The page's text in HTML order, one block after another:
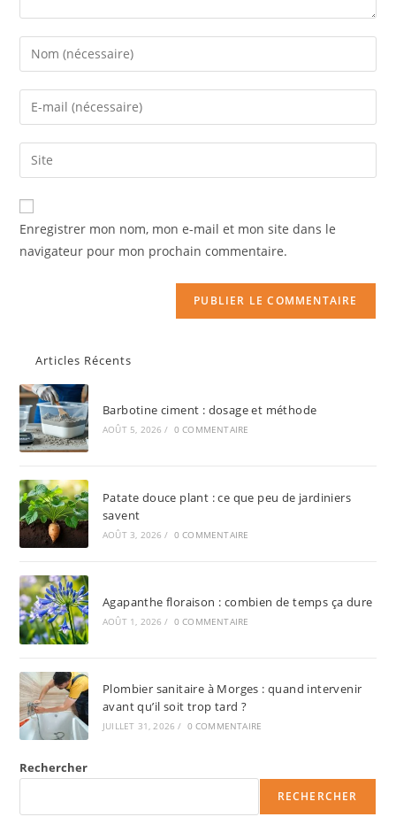
Enregistrer mon nom, mon e-mail et mon site dans le
navigateur pour mon prochain commentaire.
Articles Récents
Barbotine ciment : dosage et méthode
AOÛT 5, 2026 / 0 COMMENTAIRE
Patate douce plant : ce que peu de jardiniers
savent
AOÛT 3, 2026 / 0 COMMENTAIRE
Agapanthe floraison : combien de temps ça dure
AOÛT 1, 2026 / 0 COMMENTAIRE
Plombier sanitaire à Morges : quand intervenir
avant qu’il soit trop tard ?
JUILLET 31, 2026 / 0 COMMENTAIRE
Rechercher
RECHERCHER